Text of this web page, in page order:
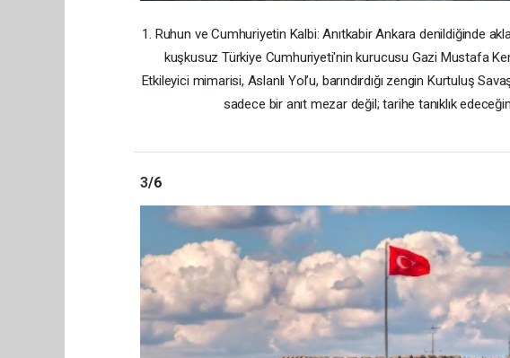
1. Ruhun ve Cumhuriyetin Kalbi: Anıtkabir Ankara denildiğinde
kuşkusuz Türkiye Cumhuriyeti'nin kurucusu Gazi Mustafa
Etkileyici mimarisi, Aslanlı Yol’u, barındırdığı zengin Kurtuluş
sadece bir anıt mezar değil; tarihe tanıklık
3/6